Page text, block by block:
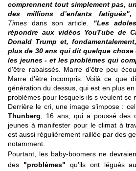
comprennent tout simplement pas,
des millions d’enfants fatigués",
Times dans son article. "Les
répondre aux vidéos YouTube de
Donald Trump et,
plus de 30 ans qui dit quelque
les jeunes - et les problèmes qui
d'être rabaissés. Marre d’être peu
Marre d’être incompris. Voilà ce que
génération du dessus, qui est en plus
problèmes pour lesquels ils s veulent se
Derrière le cri, une image s’impose :
Thunberg , 16 ans, qui a poussé des
jeunes à manifester pour le climat à
est aussi régulièrement raillée par des
notamment.
Pourtant, les baby-boomers ne
des "problèmes" qu'ils ont légués